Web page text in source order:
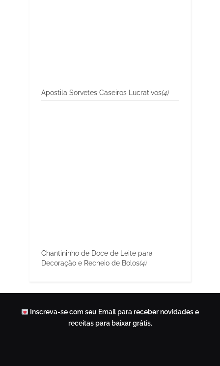
Apostila Sorvetes Caseiros Lucrativos(4)
Chantininho de Doce de Leite para
Decoração e Recheio de Bolos(4)
Inscreva-se com seu Email para receber novidades e
receitas para baixar grátis.